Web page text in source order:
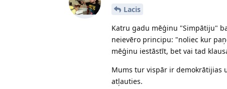
Lacis
Katru gadu mēģinu "Simpātiju"
neievēro principu: "noliec kur
mēģinu iestāstīt, bet vai tad
Mums tur vispār ir demokrātijias
atļauties.